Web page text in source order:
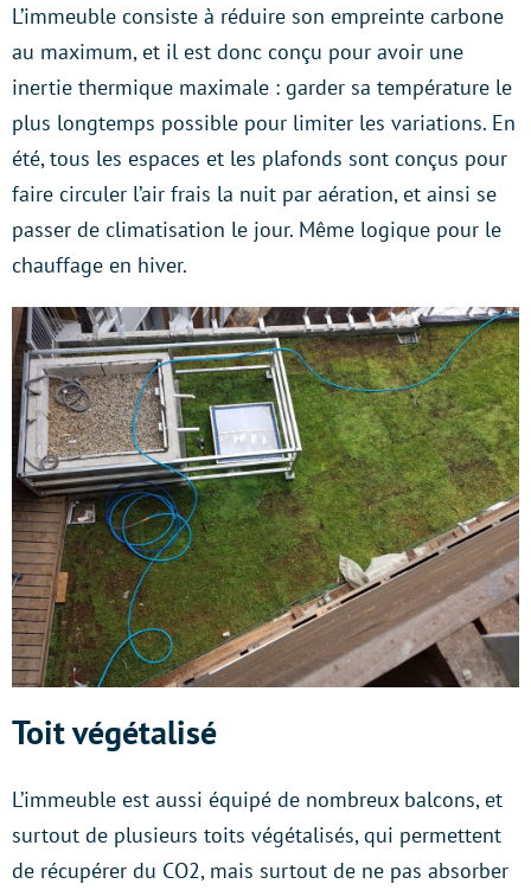
L’immeuble consiste à réduire son empreinte carbone
au maximum, et il est donc conçu pour avoir une
inertie thermique maximale : garder sa température le
plus longtemps possible pour limiter les variations. En
été, tous les espaces et les plafonds sont conçus pour
faire circuler l’air frais la nuit par aération, et ainsi se
passer de climatisation le jour. Même logique pour le
chauffage en hiver.
Toit végétalisé
L’immeuble est aussi équipé de nombreux balcons, et
surtout de plusieurs toits végétalisés, qui permettent
de récupérer du CO2, mais surtout de ne pas absorber